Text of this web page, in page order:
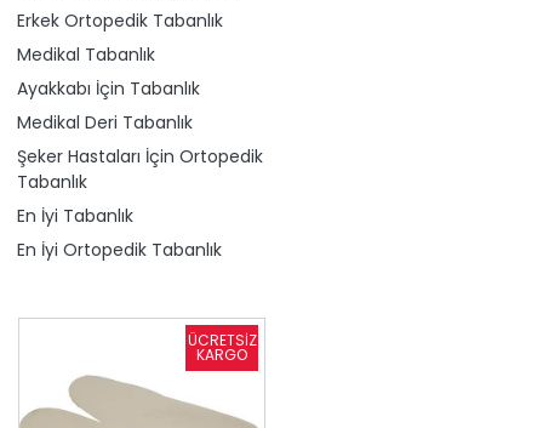
Erkek Ortopedik Tabanlık
Medikal Tabanlık
Ayakkabı İçin Tabanlık
Medikal Deri Tabanlık
Şeker Hastaları İçin Ortopedik
Tabanlık
En İyi Tabanlık
En İyi Ortopedik Tabanlık